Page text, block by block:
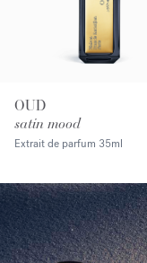
OUD
satin mood
Extrait de parfum 35ml